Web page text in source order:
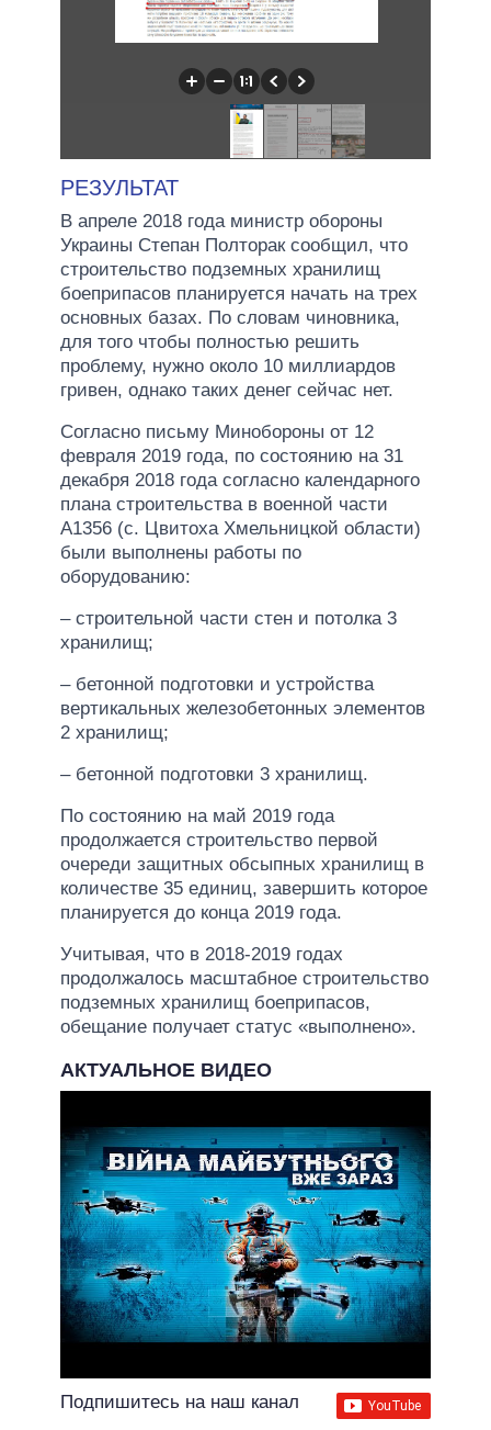
РЕЗУЛЬТАТ
В апреле 2018 года министр обороны
Украины Степан Полторак сообщил, что
строительство подземных хранилищ
боеприпасов планируется начать на трех
основных базах. По словам чиновника,
для того чтобы полностью решить
проблему, нужно около 10 миллиардов
гривен, однако таких денег сейчас нет.
Согласно письму Минобороны от 12
февраля 2019 года, по состоянию на 31
декабря 2018 года согласно календарного
плана строительства в военной части
A1356 (c. Цвитоха Хмельницкой области)
были выполнены работы по
оборудованию:
– строительной части стен и потолка 3
хранилищ;
– бетонной подготовки и устройства
вертикальных железобетонных элементов
2 хранилищ;
– бетонной подготовки 3 хранилищ.
По состоянию на май 2019 года
продолжается строительство первой
очереди защитных обсыпных хранилищ в
количестве 35 единиц, завершить которое
планируется до конца 2019 года.
Учитывая, что в 2018-2019 годах
продолжалось масштабное строительство
подземных хранилищ боеприпасов,
обещание получает статус «выполнено».
АКТУАЛЬНОЕ ВИДЕО
Подпишитесь на наш канал